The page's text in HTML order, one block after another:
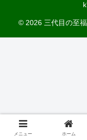
© 2026 三代目の至
メニュー ホーム